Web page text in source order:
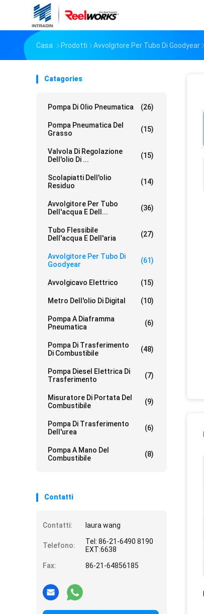
Casa Prodotti Avvolgitore Per Tubo Di Goodyear
Catagories
Pompa Di Olio Pneumatica (26)
Pompa Pneumatica Del
Grasso
(15)
Valvola Di Regolazione
Dell'olio Di ...
(15)
Scolapiatti Dell'olio
Residuo
(14)
Avvolgitore Per Tubo
Dell'acqua E Dell...
(36)
Tubo Flessibile
Dell'acqua E Dell'aria
(27)
Avvolgitore Per Tubo Di
Goodyear
(61)
Avvolgicavo Elettrico (15)
Metro Dell'olio Di Digital (10)
Pompa A Diaframma
Pneumatica
(6)
Pompa Di Trasferimento
Di Combustibile
(48)
Pompa Diesel Elettrica Di
Trasferimento
(7)
Misuratore Di Portata Del
Combustibile
(9)
Pompa Di Trasferimento
Dell'urea
(6)
Pompa A Mano Del
Combustibile
(8)
Contatti
Contatti: laura wang
Telefono:
Tel: 86-21-6490 8190
EXT:6638
Fax:
86-21-64856185